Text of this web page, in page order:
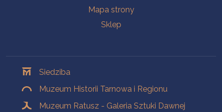
Mapa strony
Sklep
Siedziba
Muzeum Historii Tarnowa i Regionu
Muzeum Ratusz - Galeria Sztuki Dawnej